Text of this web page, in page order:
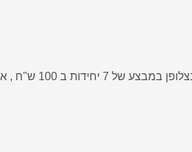
הזמנתי לאישתי